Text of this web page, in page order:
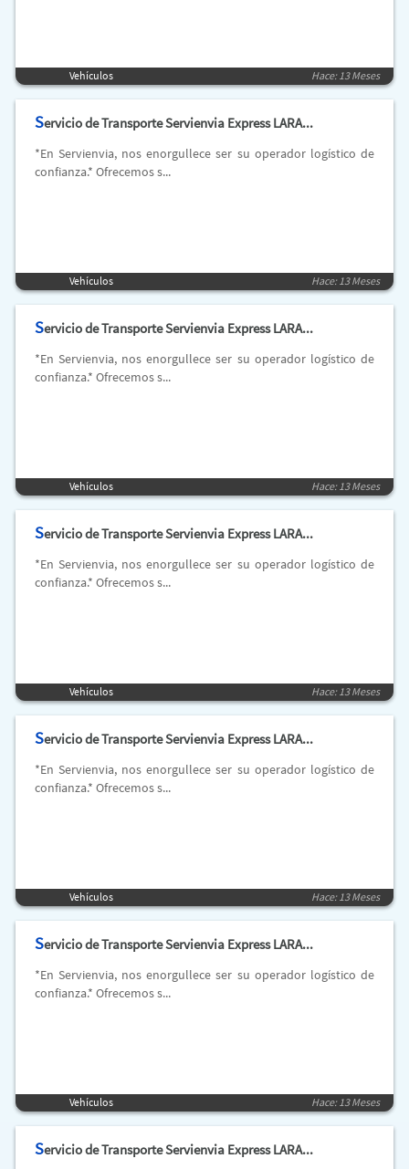
Vehículos Hace: 13 Meses
Servicio de Transporte Servienvia Express LARA...
*En Servienvia, nos enorgullece ser su operador logístico de
confianza.* Ofrecemos s...
Vehículos Hace: 13 Meses
Servicio de Transporte Servienvia Express LARA...
*En Servienvia, nos enorgullece ser su operador logístico de
confianza.* Ofrecemos s...
Vehículos Hace: 13 Meses
Servicio de Transporte Servienvia Express LARA...
*En Servienvia, nos enorgullece ser su operador logístico de
confianza.* Ofrecemos s...
Vehículos Hace: 13 Meses
Servicio de Transporte Servienvia Express LARA...
*En Servienvia, nos enorgullece ser su operador logístico de
confianza.* Ofrecemos s...
Vehículos Hace: 13 Meses
Servicio de Transporte Servienvia Express LARA...
*En Servienvia, nos enorgullece ser su operador logístico de
confianza.* Ofrecemos s...
Vehículos Hace: 13 Meses
Servicio de Transporte Servienvia Express LARA...